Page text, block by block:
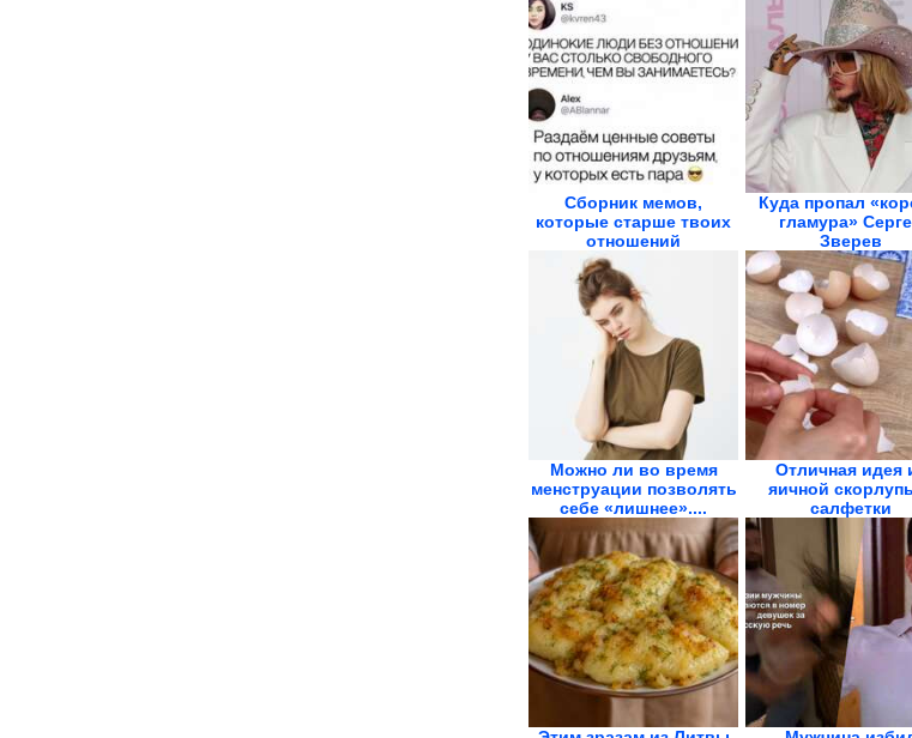
Сборник мемов,
которые старше твоих
отношений
Куда пропал
гламура»
Зверев
Можно ли во время
менструации позволять
себе «лишнее»....
Отличная идея
яичной
салфетки